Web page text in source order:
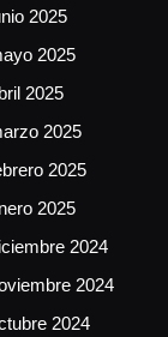
2025
2025
2025
2025
2025
2025
2024
2024
2024